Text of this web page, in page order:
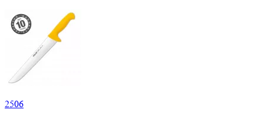
2506